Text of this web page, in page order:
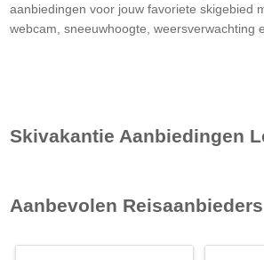
aanbiedingen voor jouw favoriete skigebied
webcam, sneeuwhoogte, weersverwachting
Skivakantie Aanbiedingen
Aanbevolen Reisaanbieders